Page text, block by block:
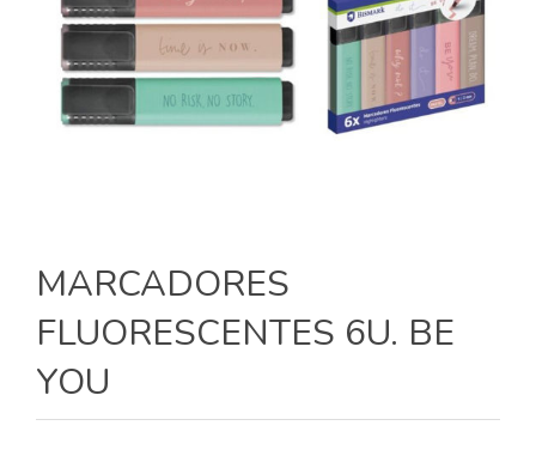
MARCADORES
FLUORESCENTES 6U. BE
YOU